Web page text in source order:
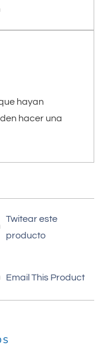
hayan
hacer una
Twitear este
producto
Email This Product